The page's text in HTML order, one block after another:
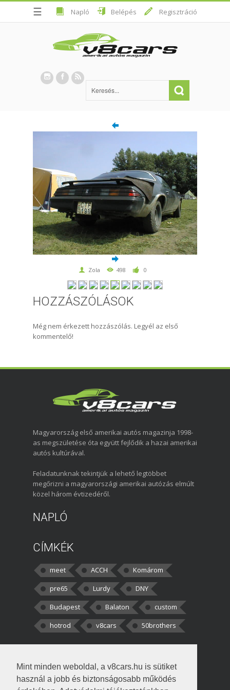
Mint minden weboldal, a v8cars.hu is sütiket
használ a jobb és biztonságosabb működés
☰ Napló Belépés Regisztráció
Zola 498 0
HOZZÁSZÓLÁSOK
Még nem érkezett hozzászólás. Legyél az első
kommentelő!
Magyarország első amerikai autós magazinja 1998-
as megszületése óta együtt fejlődik a hazai amerikai
autós kultúrával.
Feladatunknak tekintjük a lehető legtöbbet
megőrizni a magyarországi amerikai autózás elmúlt
közel három évtizedéről.
NAPLÓ
CÍMKÉK
meet ACCH
Komárom
pre65
Lurdy
DNY
Budapest
Balaton
custom
hotrod
v8cars 50brothers
kortisz:Elszúrtam! Én csak két
darabbaal számoltam. Nem tudtam, hogy fél autót,